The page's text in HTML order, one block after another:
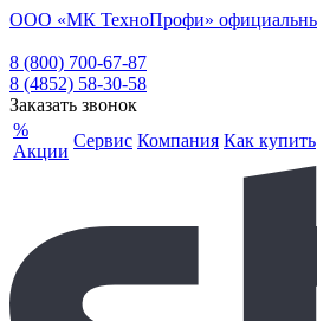
ООО «МК ТехноПрофи» официальный
8 (800) 700-67-87
8 (4852) 58-30-58
Заказать звонок
%
Акции
Сервис Компания Как купить